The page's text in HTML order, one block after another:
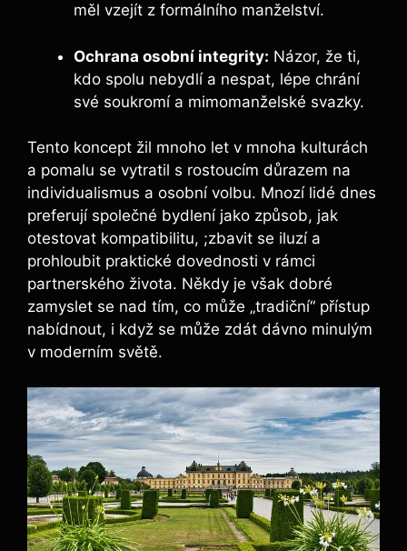
měl vzejít z formálního manželství.
Ochrana osobní integrity: Názor, že ti,
kdo spolu nebydlí a nespat, lépe chrání
své soukromí a mimomanželské svazky.
Tento koncept žil mnoho let v mnoha kulturách
a pomalu se vytratil s rostoucím důrazem na
individualismus a osobní volbu. Mnozí lidé dnes
preferují společné bydlení jako způsob, jak
otestovat kompatibilitu, ;zbavit se iluzí a
prohloubit praktické dovednosti v rámci
partnerského života. Někdy je však dobré
zamyslet se nad tím, co může „tradiční“ přístup
nabídnout, i když se může zdát dávno minulým
v moderním světě.